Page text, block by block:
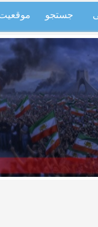
جستجو